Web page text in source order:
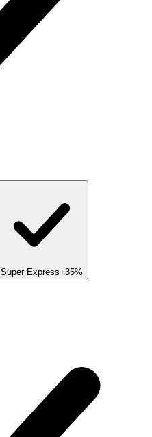
Super Express+35%